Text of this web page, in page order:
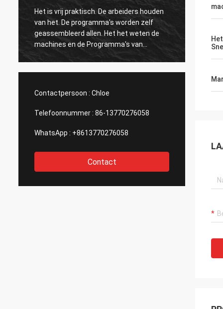
Het is vrij praktisch. De arbeiders houden
van het. De programma's worden zelf
geassembleerd allen. Het het weten de
machines en de Programma's van
numerieke controle kunnen tot het dans
de
Contactpersoon : Chloe
Telefoonnummer : 86-13770276058
WhatsApp : +8613770276058
Contact